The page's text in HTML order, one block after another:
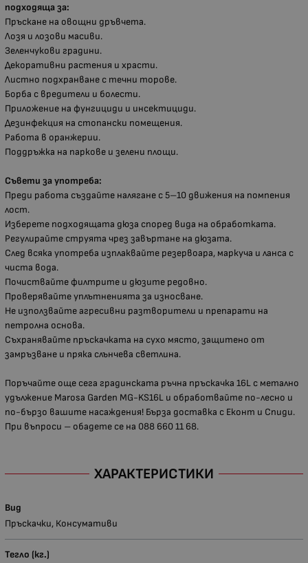
подходяща за:
Пръскане на овощни дръвчета.
Лозя и лозови масиви.
Зеленчукови градини.
Декоративни растения и храсти.
Листно подхранване с течни торове.
Борба с вредители и болести.
Приложение на фунгициди и инсектициди.
Дезинфекция на стопански помещения.
Работа в оранжерии.
Поддръжка на паркове и зелени площи.
Съвети за употреба:
Преди работа създайте налягане с 5–10 движения на помпения
лост.
Изберете подходящата дюза според вида на обработката.
Регулирайте струята чрез завъртане на дюзата.
След всяка употреба изплаквайте резервоара, маркуча и ланса с
чиста вода.
Почиствайте филтрите и дюзите редовно.
Проверявайте уплътненията за износване.
Не използвайте агресивни разтворители и препарати на
петролна основа.
Съхранявайте пръскачката на сухо място, защитено от
замръзване и пряка слънчева светлина.
Поръчайте още сега градинската ръчна пръскачка 16L с метално
удължение Marosa Garden MG-KS16L и обработвайте по-лесно и
по-бързо вашите насаждения! Бърза доставка с Еконт и Спиди.
При въпроси – обадете се на 088 660 11 68.
ХАРАКТЕРИСТИКИ
Вид
Пръскачки, Консумативи
Тегло (кг.)